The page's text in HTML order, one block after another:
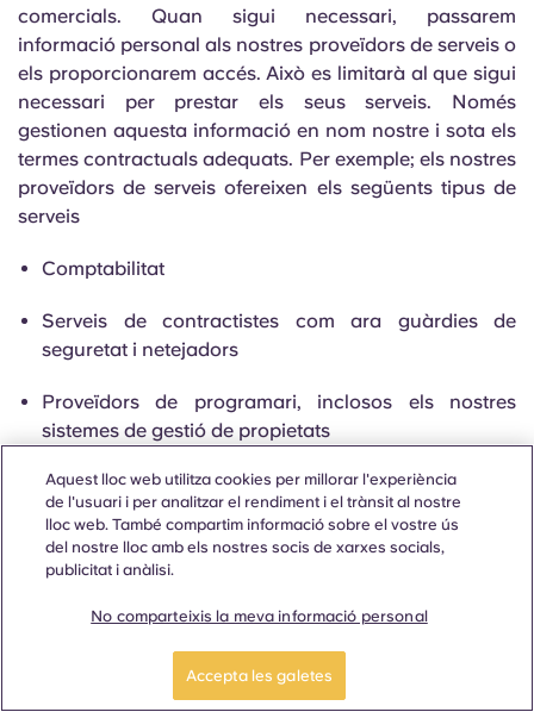
comercials. Quan sigui necessari, passarem
informació personal als nostres proveïdors de serveis o
els proporcionarem accés. Això es limitarà al que sigui
necessari per prestar els seus serveis. Només
gestionen aquesta informació en nom nostre i sota els
termes contractuals adequats. Per exemple; els nostres
proveïdors de serveis ofereixen els següents tipus de
serveis
Comptabilitat
Serveis de contractistes com ara guàrdies de
seguretat i netejadors
Proveïdors de programari, inclosos els nostres
sistemes de gestió de propietats
Socis de referència
Assegurances com Endsleigh
Quan això implica la transferència de dades personals
Aquest lloc web utilitza cookies per millorar l'experiència
de l'usuari i per analitzar el rendiment i el trànsit al nostre
lloc web. També compartim informació sobre el vostre ús
del nostre lloc amb els nostres socis de xarxes socials,
publicitat i anàlisi.
No comparteixis la meva informació personal
Accepta les galetes